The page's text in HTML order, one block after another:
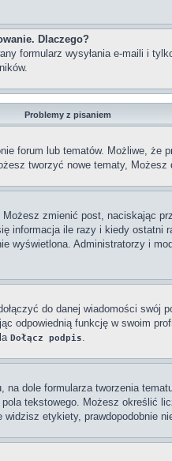
Dlaczego?
formularz wysyłania e-maili i
Problemy z pisaniem
forum lub tematów. Możliwe, że
tworzyć nowe tematy, Możesz
zmienić post, naciskając
informacja ile razy i kiedy
wyświetlona. Administratorzy i
do danej wiadomości swój
odpowiednią funkcję w swoim
Dołącz podpis.
dole formularza tworzenia
tekstowego. Możesz
etykiety, prawdopodobnie